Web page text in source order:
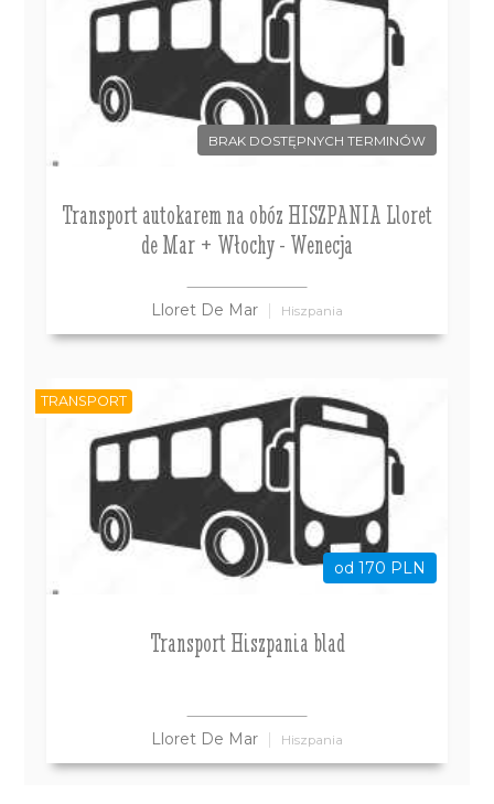
BRAK DOSTĘPNYCH TERMINÓW
Transport autokarem na obóz HISZPANIA Lloret
de Mar + Włochy - Wenecja
Lloret De Mar Hiszpania
od 170 PLN
Transport Hiszpania blad
Lloret De Mar Hiszpania
TRANSPORT